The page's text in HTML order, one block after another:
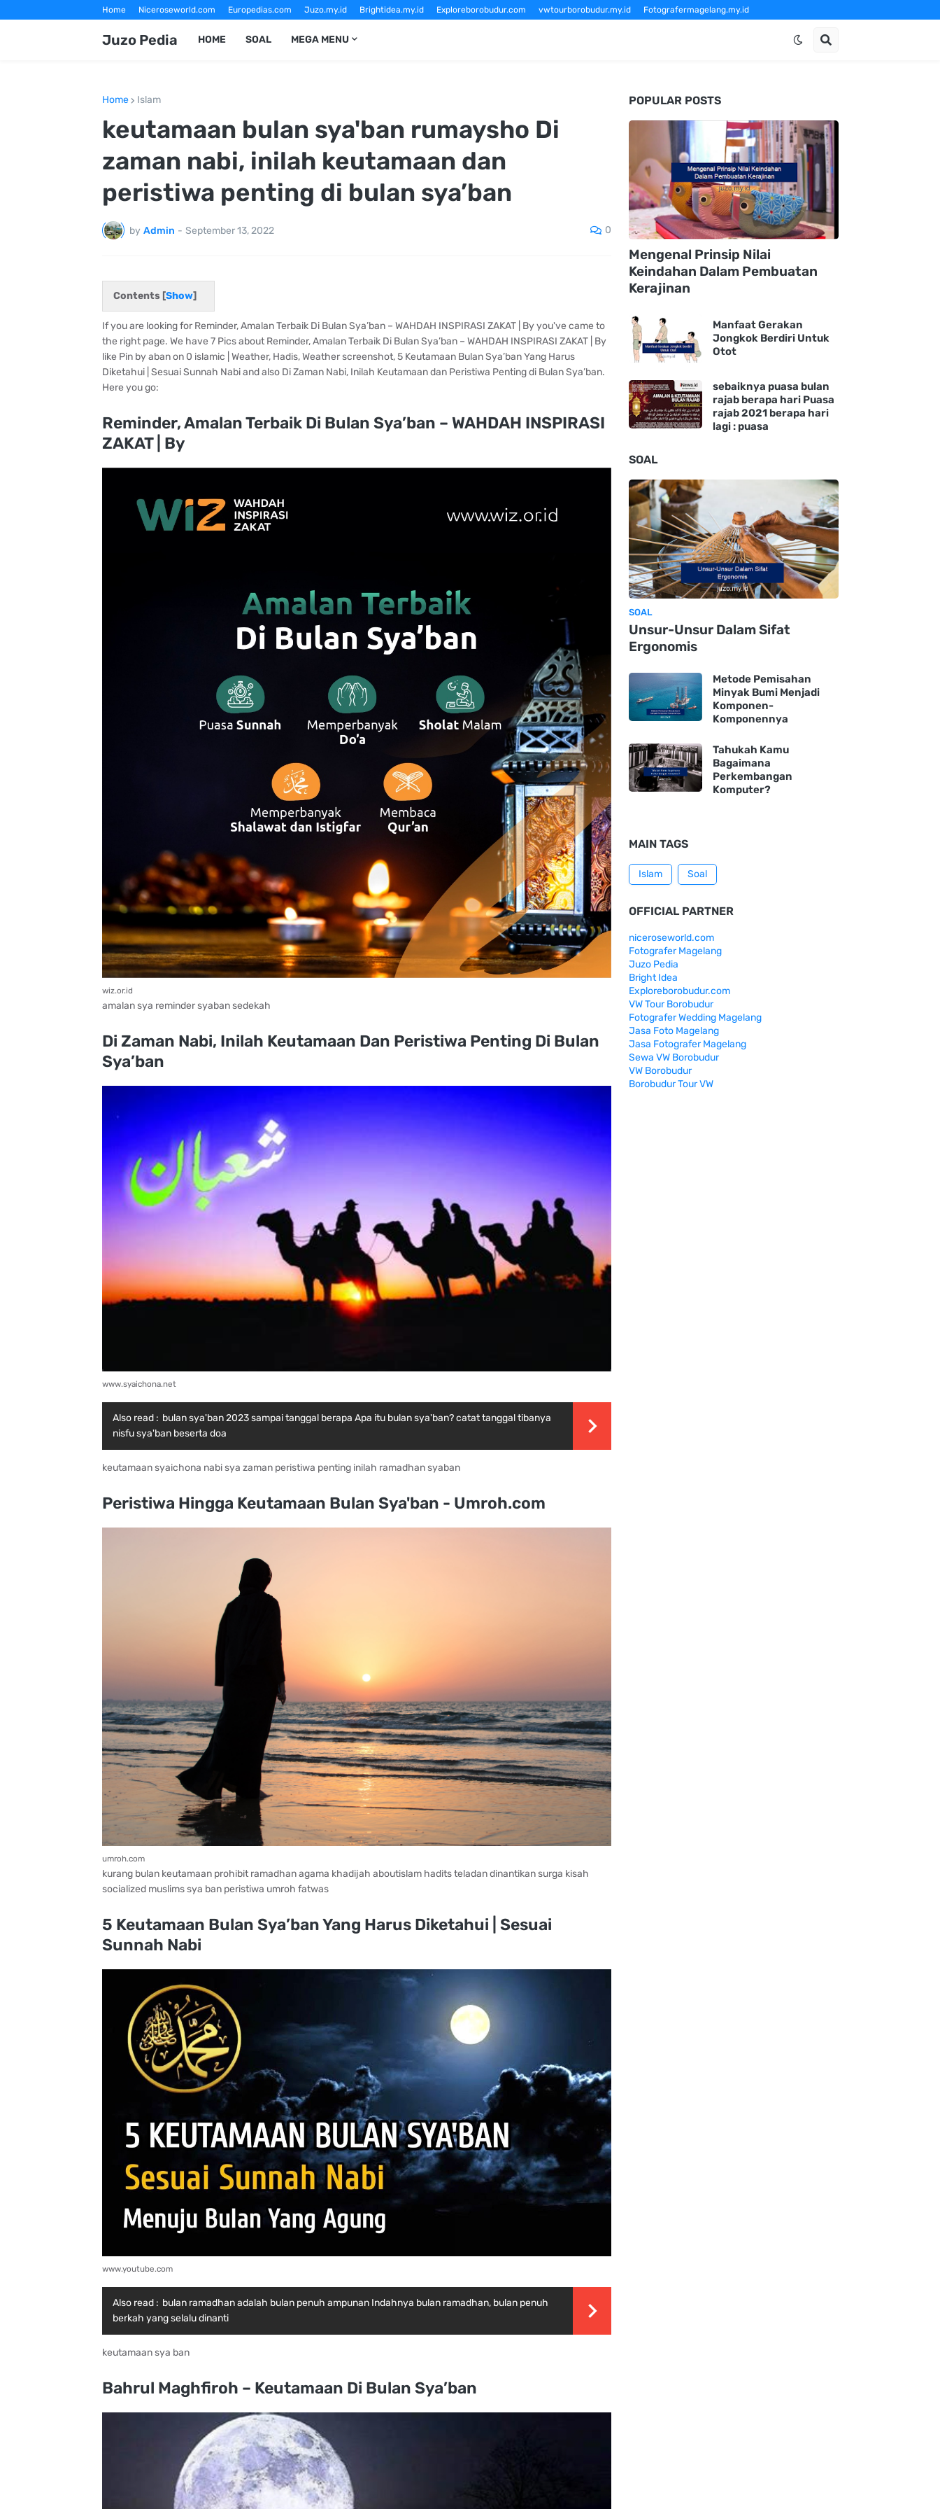
Home Niceroseworld.com Europedias.com Juzo.my.id Brightidea.my.id Exploreborobudur.com vwtourborobudur.my.id
Fotografermagelang.my.id
Juzo Pedia HOME SOAL MEGA MENU
Home Islam
keutamaan bulan sya'ban rumaysho Di
zaman nabi, inilah keutamaan dan
peristiwa penting di bulan sya’ban
by Admin - September 13, 2022 0
Contents [Show]
If you are looking for Reminder, Amalan Terbaik Di Bulan Sya’ban – WAHDAH INSPIRASI ZAKAT | By you've came to
the right page. We have 7 Pics about Reminder, Amalan Terbaik Di Bulan Sya’ban – WAHDAH INSPIRASI ZAKAT | By
like Pin by aban on 0 islamic | Weather, Hadis, Weather screenshot, 5 Keutamaan Bulan Sya’ban Yang Harus
Diketahui | Sesuai Sunnah Nabi and also Di Zaman Nabi, Inilah Keutamaan dan Peristiwa Penting di Bulan Sya’ban.
Here you go:
Reminder, Amalan Terbaik Di Bulan Sya’ban – WAHDAH INSPIRASI
ZAKAT | By
wiz.or.id
amalan sya reminder syaban sedekah
Di Zaman Nabi, Inilah Keutamaan Dan Peristiwa Penting Di Bulan
Sya’ban
www.syaichona.net
Also read : bulan sya'ban 2023 sampai tanggal berapa Apa itu bulan sya'ban? catat tanggal tibanya
nisfu sya'ban beserta doa
keutamaan syaichona nabi sya zaman peristiwa penting inilah ramadhan syaban
Peristiwa Hingga Keutamaan Bulan Sya'ban - Umroh.com
umroh.com
kurang bulan keutamaan prohibit ramadhan agama khadijah aboutislam hadits teladan dinantikan surga kisah
socialized muslims sya ban peristiwa umroh fatwas
5 Keutamaan Bulan Sya’ban Yang Harus Diketahui | Sesuai
Sunnah Nabi
www.youtube.com
Also read : bulan ramadhan adalah bulan penuh ampunan Indahnya bulan ramadhan, bulan penuh
berkah yang selalu dinanti
keutamaan sya ban
Bahrul Maghfiroh – Keutamaan Di Bulan Sya’ban
POPULAR POSTS
Mengenal Prinsip Nilai
Keindahan Dalam Pembuatan
Kerajinan
Manfaat Gerakan
Jongkok Berdiri Untuk
Otot
sebaiknya puasa bulan
rajab berapa hari Puasa
rajab 2021 berapa hari
lagi : puasa
SOAL
SOAL
Unsur-Unsur Dalam Sifat
Ergonomis
Metode Pemisahan
Minyak Bumi Menjadi
Komponen-
Komponennya
Tahukah Kamu
Bagaimana
Perkembangan
Komputer?
MAIN TAGS
Islam Soal
OFFICIAL PARTNER
niceroseworld.com
Fotografer Magelang
Juzo Pedia
Bright Idea
Exploreborobudur.com
VW Tour Borobudur
Fotografer Wedding Magelang
Jasa Foto Magelang
Jasa Fotografer Magelang
Sewa VW Borobudur
VW Borobudur
Borobudur Tour VW